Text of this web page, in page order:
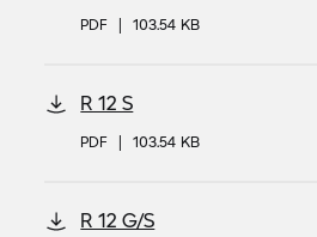
PDF | 103.54 KB
R 12 S
PDF | 103.54 KB
R 12 G/S